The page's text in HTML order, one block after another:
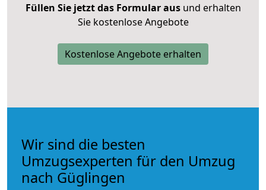
Füllen Sie jetzt das Formular ausund erhalten
Sie kostenlose Angebote
Kostenlose Angebote erhalten
Wir sind die besten
Umzugsexperten für den Umzug
nach Güglingen